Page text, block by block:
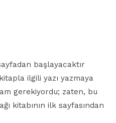
başlayacaktır
ilgili yazı yazmaya
gerekiyordu; zaten, bu
kitabının ilk sayfasından